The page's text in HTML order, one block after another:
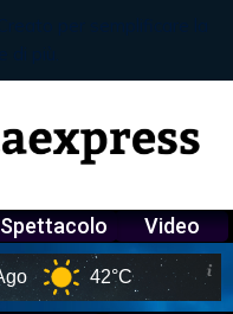
Spettacolo Video
42°C 10